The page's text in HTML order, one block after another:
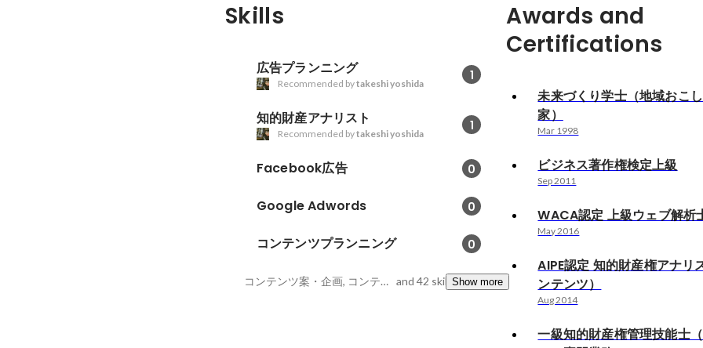
Skills
広告プランニング 1
Recommended bytakeshi yoshida
知的財産アナリスト 1
Recommended bytakeshi yoshida
Facebook広告 0
Google Adwords 0
コンテンツプランニング 0
コンテンツ案・企画, コンテンツコンサルタント, 著作権 and 42 skillsShow more
Awards and
Certifications
未来づくり学士（地域おこ
家）
Mar 1998
ビジネス著作権検定上級
Sep 2011
WACA認定 上級ウェブ解析
May 2016
AIPE認定 知的財産権アナリ
ンテンツ）
Aug 2014
一級知的財産権管理技能士